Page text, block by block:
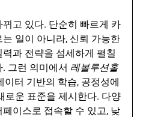
고 있다. 단순히 빠르게 카
일이 아니라, 신뢰 가능한
과 전략을 섬세하게 펼칠
그런 의미에서 레볼루션홀
이터 기반의 학습, 공정성에
로운 표준을 제시한다. 다양
이스로 접속할 수 있고, 낮